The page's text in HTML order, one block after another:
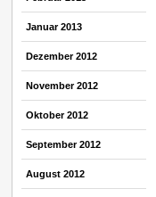
Januar 2013
Dezember 2012
November 2012
Oktober 2012
September 2012
August 2012